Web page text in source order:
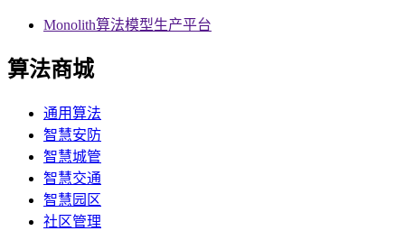
Monolith算法模型生产平台
算法商城
通用算法
智慧安防
智慧城管
智慧交通
智慧园区
社区管理